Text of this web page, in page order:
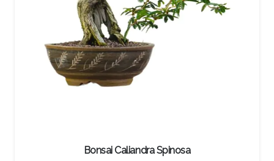
Bonsai Caliandra Spinosa